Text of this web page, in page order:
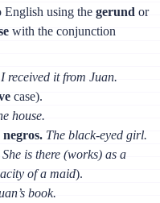
using thegerund or
with the conjunction
I received it from Juan.
case).
house.
The black-eyed girl.
She is there (works) as a
of a maid).
book.